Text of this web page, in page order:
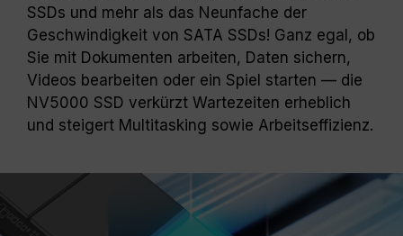
SSDs und mehr als das Neunfache der
Geschwindigkeit von SATA SSDs! Ganz egal, ob
Sie mit Dokumenten arbeiten, Daten sichern,
Videos bearbeiten oder ein Spiel starten — die
NV5000 SSD verkürzt Wartezeiten erheblich
und steigert Multitasking sowie Arbeitseffizienz.